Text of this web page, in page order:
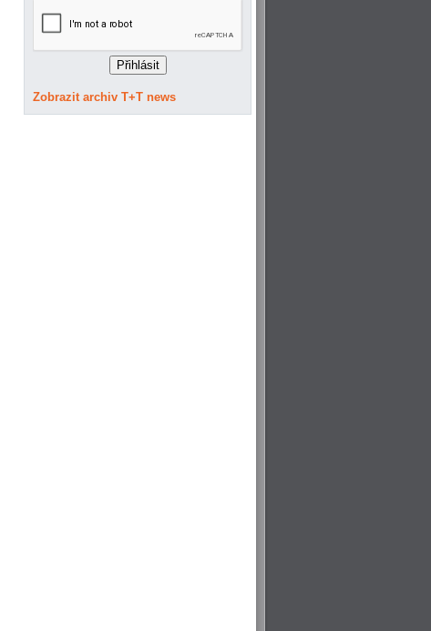
Zobrazit archiv T+T news